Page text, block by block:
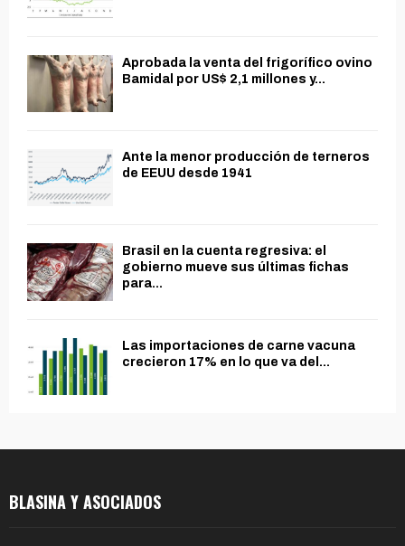
Aprobada la venta del frigorífico ovino
Bamidal por US$ 2,1 millones y...
Ante la menor producción de terneros
de EEUU desde 1941
Brasil en la cuenta regresiva: el
gobierno mueve sus últimas fichas
para...
Las importaciones de carne vacuna
crecieron 17% en lo que va del...
BLASINA Y ASOCIADOS